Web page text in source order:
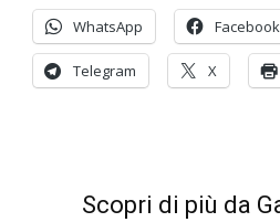
WhatsApp Facebook
Telegram X
Scopri di più da